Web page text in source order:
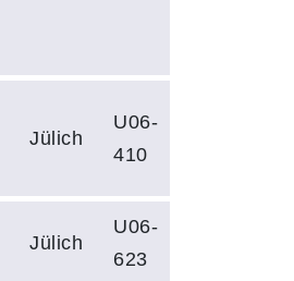
Jülich
U06-
410
Jülich
U06-
623